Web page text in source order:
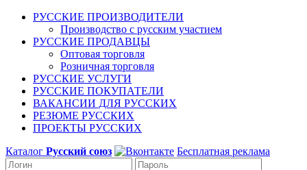
РУССКИЕ ПРОИЗВОДИТЕЛИ
Производство с русским участием
РУССКИЕ ПРОДАВЦЫ
Оптовая торговля
Розничная торговля
РУССКИЕ УСЛУГИ
РУССКИЕ ПОКУПАТЕЛИ
ВАКАНСИИ ДЛЯ РУССКИХ
РЕЗЮМЕ РУССКИХ
ПРОЕКТЫ РУССКИХ
Каталог Русский союз Бесплатная реклама